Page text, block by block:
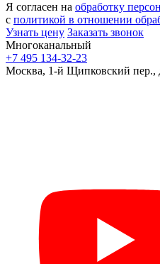
Я согласен на обработку
с политикой в отношении
Узнать цену Заказать звонок
Многоканальный
+7 495 134-32-23
Москва, 1-й Щипковский пер.,